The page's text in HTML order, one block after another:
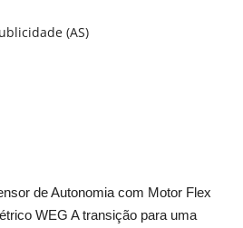
(AS)
de Autonomia com Motor Flex
WEG A transição para uma